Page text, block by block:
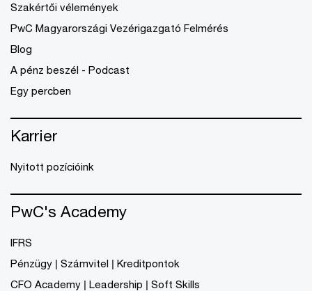
Szakértői vélemények
PwC Magyarországi Vezérigazgató Felmérés
Blog
A pénz beszél - Podcast
Egy percben
Karrier
Nyitott pozícióink
PwC's Academy
IFRS
Pénzügy | Számvitel | Kreditpontok
CFO Academy | Leadership | Soft Skills